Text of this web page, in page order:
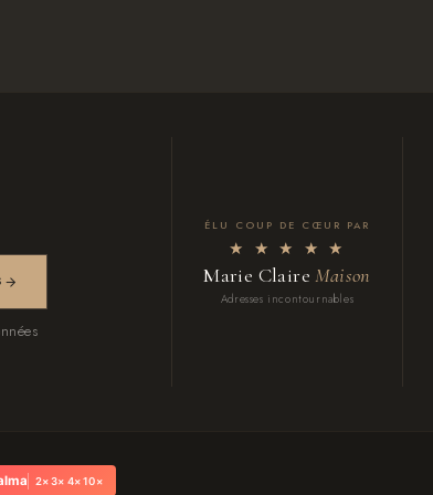
ÉLU COUP DE CŒUR PAR
★ ★ ★ ★ ★
Marie ClaireMaison
Adresses incontournables
2× 3× 4× 10×